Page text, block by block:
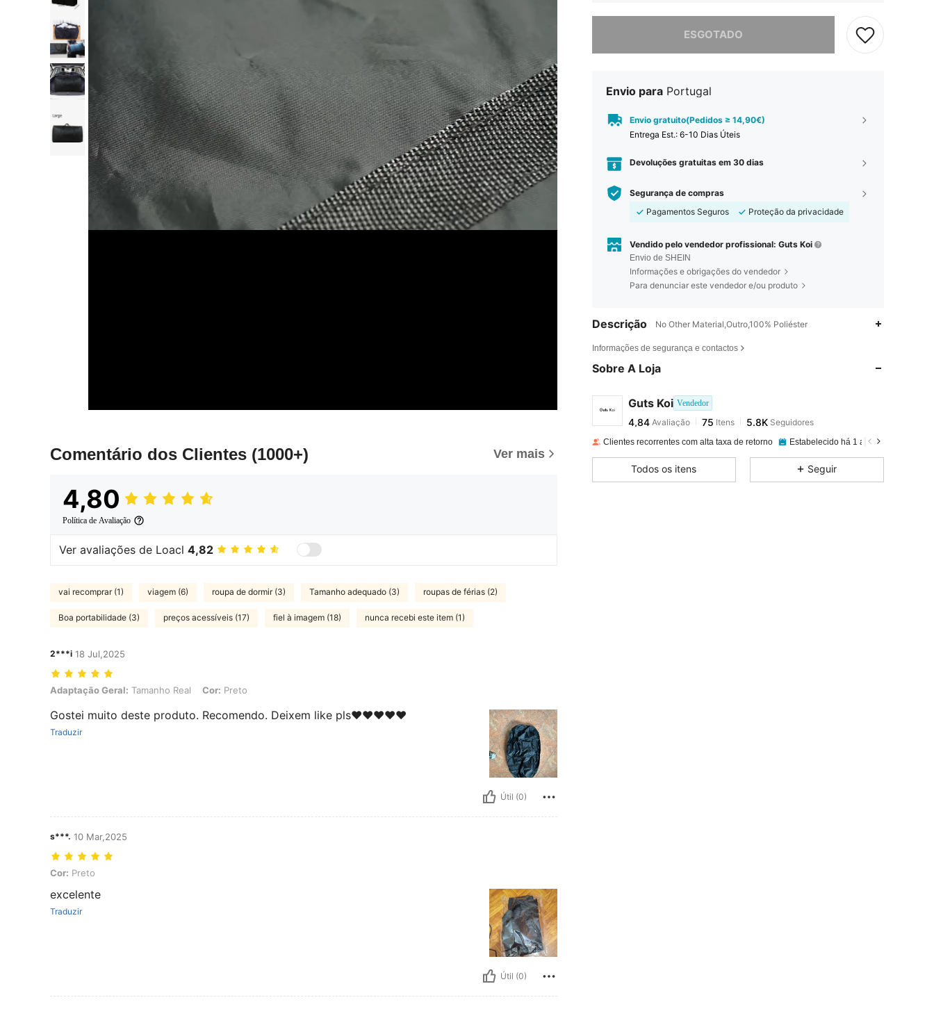
Comentário dos Clientes (1000+) Ver mais
4,80
Política de Avaliação
Ver avaliações de Loacl 4,82
vai recomprar (1) viagem (6) roupa de dormir (3) Tamanho adequado (3) roupas de férias (2)
Boa portabilidade (3) preços acessíveis (17) fiel à imagem (18) nunca recebi este item (1)
2***i 18 Jul,2025
Adaptação Geral: Tamanho Real, Cor: Preto
Adaptação Geral: Tamanho Real Cor: Preto
Gostei muito deste produto. Recomendo. Deixem like pls♥️♥️♥️♥️♥️
Traduzir
Útil (0)
s***. 10 Mar,2025
Cor: Preto
Cor: Preto
excelente
Traduzir
Útil (0)
ESGOTADO
Desculpe, este produto está esgotado.
Envio para Portugal
Envio gratuito(Pedidos ≥ 14,90€)
Entrega Est.: 6-10 Dias Úteis
Devoluções gratuitas em 30 dias
Segurança de compras
Pagamentos Seguros
Proteção da privacidade
Vendido pelo vendedor profissional: Guts Koi
Envio de SHEIN
Informações e obrigações do vendedor
Para denunciar este vendedor e/ou produto
Descrição No Other Material,Outro,100% Poliéster
Informações de segurança e contactos
Sobre A Loja
Guts Koi Vendedor
4,84 75 5.8K
4,84
4,84 Avaliação 75
f***5pago1 dia atrás
Clientes recorrentes com alta taxa de retorno Estabelecido há 1 ano
Todos os itens Seguir